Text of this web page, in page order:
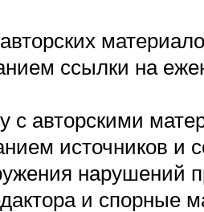
ссылки на
с авторскими
источников и
нарушений
и спорные